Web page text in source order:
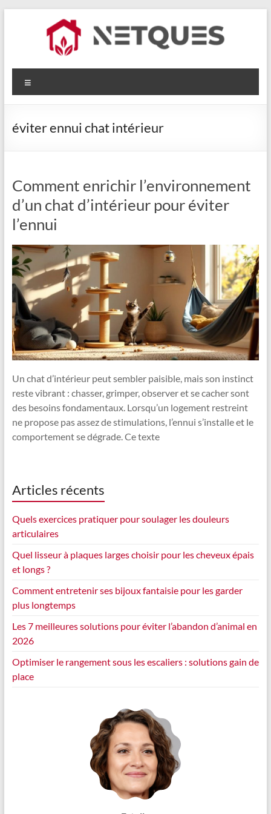
Netques
éviter ennui chat intérieur
Comment enrichir l’environnement
d’un chat d’intérieur pour éviter
l’ennui
Un chat d’intérieur peut sembler paisible, mais son instinct
reste vibrant : chasser, grimper, observer et se cacher sont
des besoins fondamentaux. Lorsqu’un logement restreint
ne propose pas assez de stimulations, l’ennui s’installe et le
comportement se dégrade. Ce texte
Articles récents
Quels exercices pratiquer pour soulager les douleurs
articulaires
Quel lisseur à plaques larges choisir pour les cheveux épais
et longs ?
Comment entretenir ses bijoux fantaisie pour les garder
plus longtemps
Les 7 meilleures solutions pour éviter l’abandon d’animal en
2026
Optimiser le rangement sous les escaliers : solutions gain de
place